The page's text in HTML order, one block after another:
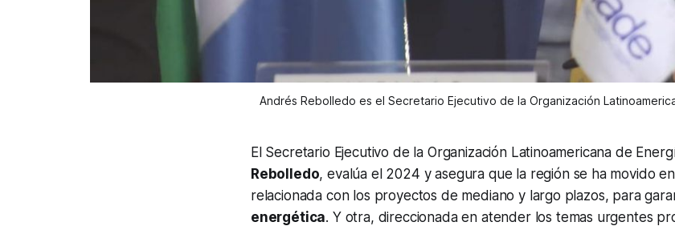
Andrés Rebolledo es el Secretario Ejecutivo de la Organización
El Secretario Ejecutivo de la Organización Latinoamericana de
Rebolledo, evalúa el 2024 y asegura que la región se ha movido
relacionada con los proyectos de mediano y largo plazos, para
energética. Y otra, direccionada en atender los temas urgentes